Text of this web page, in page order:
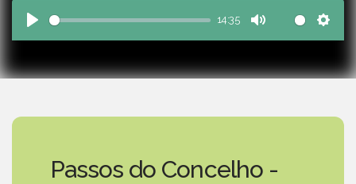
Play
14:35
Mute
Passos do Concelho -